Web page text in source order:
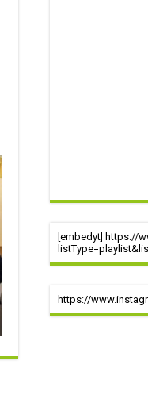
[embedyt] https://
https://